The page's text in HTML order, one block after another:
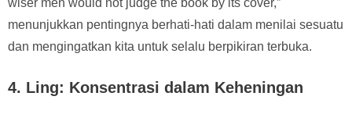
wiser men would not judge the book by its cover,”
menunjukkan pentingnya berhati-hati dalam menilai sesuatu
dan mengingatkan kita untuk selalu berpikiran terbuka.
4. Ling: Konsentrasi dalam Keheningan